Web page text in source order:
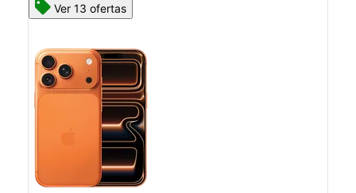
Ver 13 ofertas